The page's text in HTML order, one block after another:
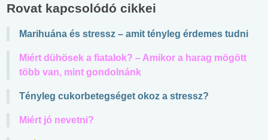
Rovat kapcsolódó cikkei
Marihuána és stressz – amit tényleg érdemes tudni
Miért dühösek a fiatalok? – Amikor a harag mögött
több van, mint gondolnánk
Tényleg cukorbetegséget okoz a stressz?
Miért jó nevetni?